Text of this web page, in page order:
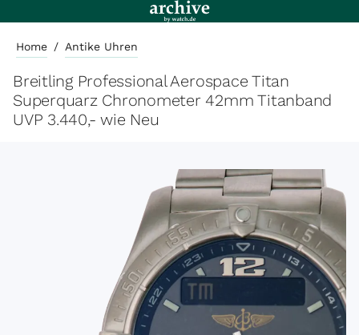
Home / Antike Uhren
Breitling Professional Aerospace Titan
Superquarz Chronometer 42mm Titanband
UVP 3.440,- wie Neu